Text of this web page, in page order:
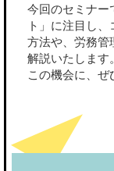
今回のセミナー
ト」に注目し
方法や、労務管
解説いたします。
この機会に、ぜ